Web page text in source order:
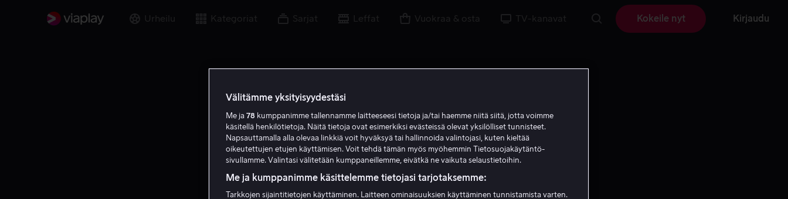
Urheilu Kategoriat Sarjat Leffat Vuokraa & osta TV-kanavat Kokeile nyt Kirjaudu
Välitämme yksityisyydestäsi
Me ja 78 kumppanimme tallennamme laitteeseesi tietoja ja/tai haemme niitä siitä, jotta voimme
käsitellä henkilötietoja. Näitä tietoja ovat esimerkiksi evästeissä olevat yksilölliset tunnisteet.
Napsauttamalla alla olevaa linkkiä voit hyväksyä tai hallinnoida valintojasi, kuten kieltää
oikeutettujen etujen käyttämisen. Voit tehdä tämän myös myöhemmin Tietosuojakäytäntö-
sivullamme. Valintasi välitetään kumppaneillemme, eivätkä ne vaikuta selaustietoihin.
Me ja kumppanimme käsittelemme tietojasi tarjotaksemme:
Tarkkojen sijaintitietojen käyttäminen. Laitteen ominaisuuksien käyttäminen tunnistamista varten.